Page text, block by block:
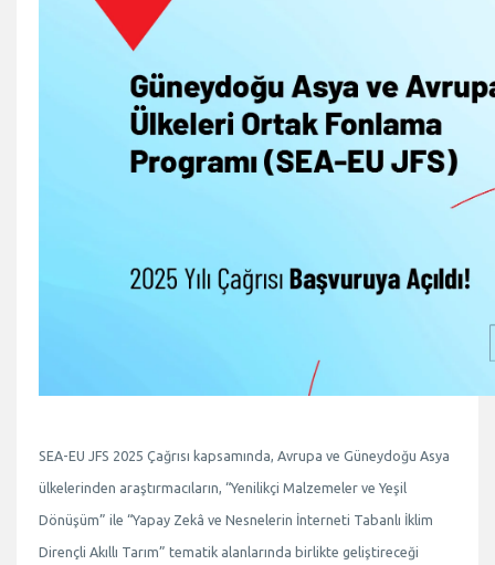
SEA-EU JFS 2025 Çağrısı kapsamında, Avrupa ve Güneydoğu Asya
ülkelerinden araştırmacıların, “Yenilikçi Malzemeler ve Yeşil
Dönüşüm” ile “Yapay Zekâ ve Nesnelerin İnterneti Tabanlı İklim
Dirençli Akıllı Tarım” tematik alanlarında birlikte geliştireceği